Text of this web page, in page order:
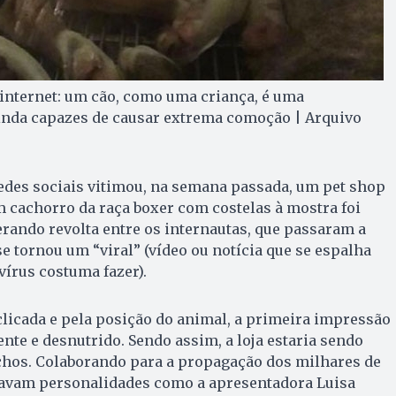
um cão, como uma criança, é uma
capazes de causar extrema comoção | Arquivo
sociais vitimou, na semana passada, um pet shop
cachorro da raça boxer com costelas à mostra foi
revolta entre os internautas, que passaram a
tornou um “viral” (vídeo ou notícia que se espalha
costuma fazer).
e pela posição do animal, a primeira impressão
e desnutrido. Sendo assim, a loja estaria sendo
Colaborando para a propagação dos milhares de
personalidades como a apresentadora Luisa